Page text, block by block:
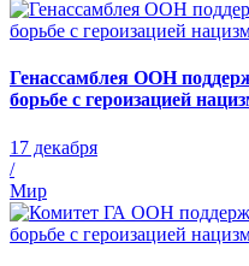
Генассамблея ООН
борьбе с героизацией
17 декабря
/
Мир